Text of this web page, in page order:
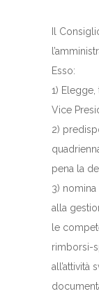
Il
Esso:
1) Elegge,
Vice
2)
pena la
3)
alla
le
rimborsi-
all’attività